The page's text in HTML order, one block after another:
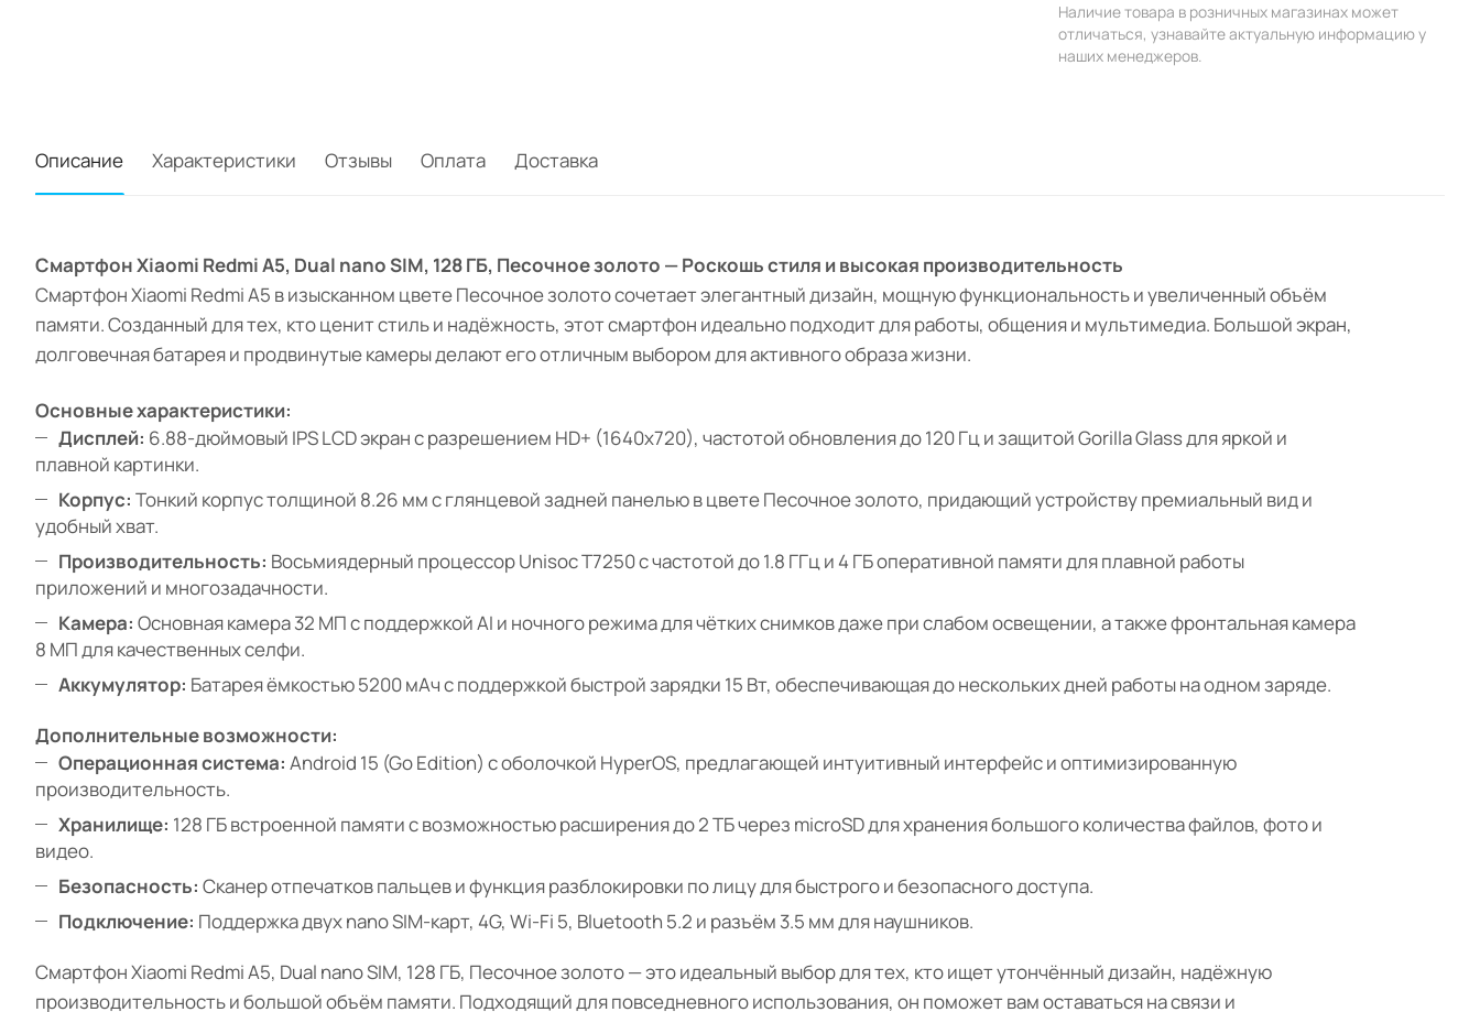
Наличие товара в розничных магазинах может
отличаться, узнавайте актуальную информацию у
наших менеджеров.
Описание Характеристики Отзывы Оплата Доставка
Смартфон Xiaomi Redmi A5, Dual nano SIM, 128 ГБ, Песочное золото — Роскошь стиля и высокая производительность
Смартфон Xiaomi Redmi A5 в изысканном цвете Песочное золото сочетает элегантный дизайн, мощную функциональность и увеличенный объём
памяти. Созданный для тех, кто ценит стиль и надёжность, этот смартфон идеально подходит для работы, общения и мультимедиа. Большой экран,
долговечная батарея и продвинутые камеры делают его отличным выбором для активного образа жизни.
Основные характеристики:
Дисплей: 6.88-дюймовый IPS LCD экран с разрешением HD+ (1640x720), частотой обновления до 120 Гц и защитой Gorilla Glass для яркой и
плавной картинки.
Корпус: Тонкий корпус толщиной 8.26 мм с глянцевой задней панелью в цвете Песочное золото, придающий устройству премиальный вид и
удобный хват.
Производительность: Восьмиядерный процессор Unisoc T7250 с частотой до 1.8 ГГц и 4 ГБ оперативной памяти для плавной работы
приложений и многозадачности.
Камера: Основная камера 32 МП с поддержкой AI и ночного режима для чётких снимков даже при слабом освещении, а также фронтальная камера
8 МП для качественных селфи.
Аккумулятор: Батарея ёмкостью 5200 мАч с поддержкой быстрой зарядки 15 Вт, обеспечивающая до нескольких дней работы на одном заряде.
Дополнительные возможности:
Операционная система: Android 15 (Go Edition) с оболочкой HyperOS, предлагающей интуитивный интерфейс и оптимизированную
производительность.
Хранилище: 128 ГБ встроенной памяти с возможностью расширения до 2 ТБ через microSD для хранения большого количества файлов, фото и
видео.
Безопасность: Сканер отпечатков пальцев и функция разблокировки по лицу для быстрого и безопасного доступа.
Подключение: Поддержка двух nano SIM-карт, 4G, Wi-Fi 5, Bluetooth 5.2 и разъём 3.5 мм для наушников.
Смартфон Xiaomi Redmi A5, Dual nano SIM, 128 ГБ, Песочное золото — это идеальный выбор для тех, кто ищет утончённый дизайн, надёжную
производительность и большой объём памяти. Подходящий для повседневного использования, он поможет вам оставаться на связи и